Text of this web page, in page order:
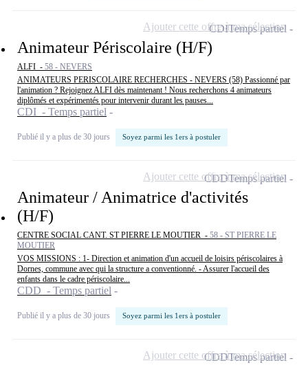
Animateur Périscolaire (H/F)
ALFI - 58 - NEVERS
ANIMATEURS PERISCOLAIRE RECHERCHES - NEVERS (58) Passionné par
l'animation ? Rejoignez ALFI dès maintenant ! Nous recherchons 4 animateurs
diplômés et expérimentés pour intervenir durant les pauses...
CDI - Temps partiel
Publié il y a plus de 30 jours Soyez parmi les 1ers à postuler
CDITemps partiel
Ajouter cette offre à ma sélection
Animateur / Animatrice d'activités
(H/F)
CENTRE SOCIAL CANT. ST PIERRE LE MOUTIER - 58 - ST PIERRE LE
MOUTIER
VOS MISSIONS : 1- Direction et animation d'un accueil de loisirs périscolaires à
Dornes, commune avec qui la structure a conventionné. - Assurer l'accueil des
enfants dans le cadre périscolaire...
CDD - Temps partiel
Publié il y a plus de 30 jours Soyez parmi les 1ers à postuler
CDDTemps partiel
Ajouter cette offre à ma sélection
CDDTemps partiel
Ajouter cette offre à ma sélection